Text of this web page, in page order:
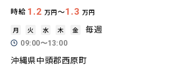
時給 1.2 万円〜1.3 万円
月 火 水 木 金 毎週
09:00〜13:00
沖縄県中頭郡西原町